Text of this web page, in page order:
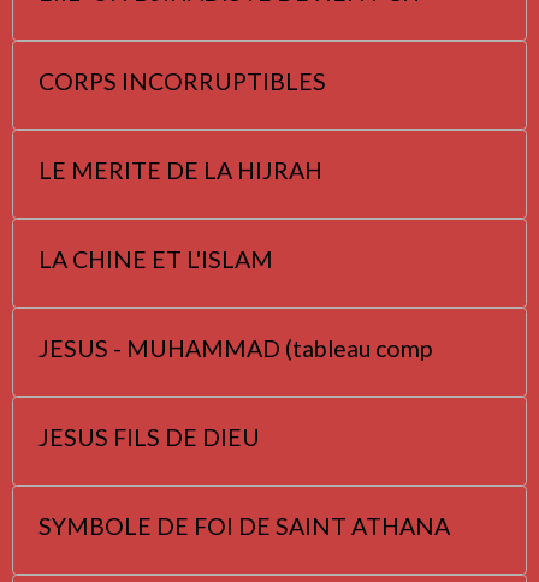
CORPS INCORRUPTIBLES
LE MERITE DE LA HIJRAH
LA CHINE ET L'ISLAM
JESUS - MUHAMMAD (tableau comp
JESUS FILS DE DIEU
SYMBOLE DE FOI DE SAINT ATHANA